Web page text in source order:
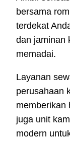
bersama
terdekat
dan jaminan
memadai.
Layanan
perusahaan
memberikan
juga unit
modern